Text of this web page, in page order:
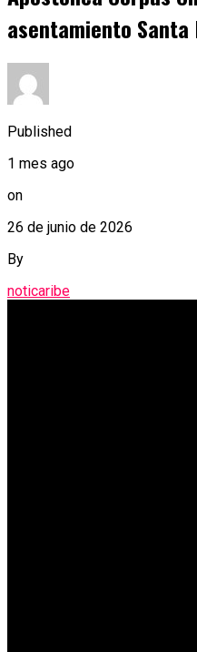
asentamiento Santa
Published
1 mes ago
on
26 de junio de 2026
By
noticaribe